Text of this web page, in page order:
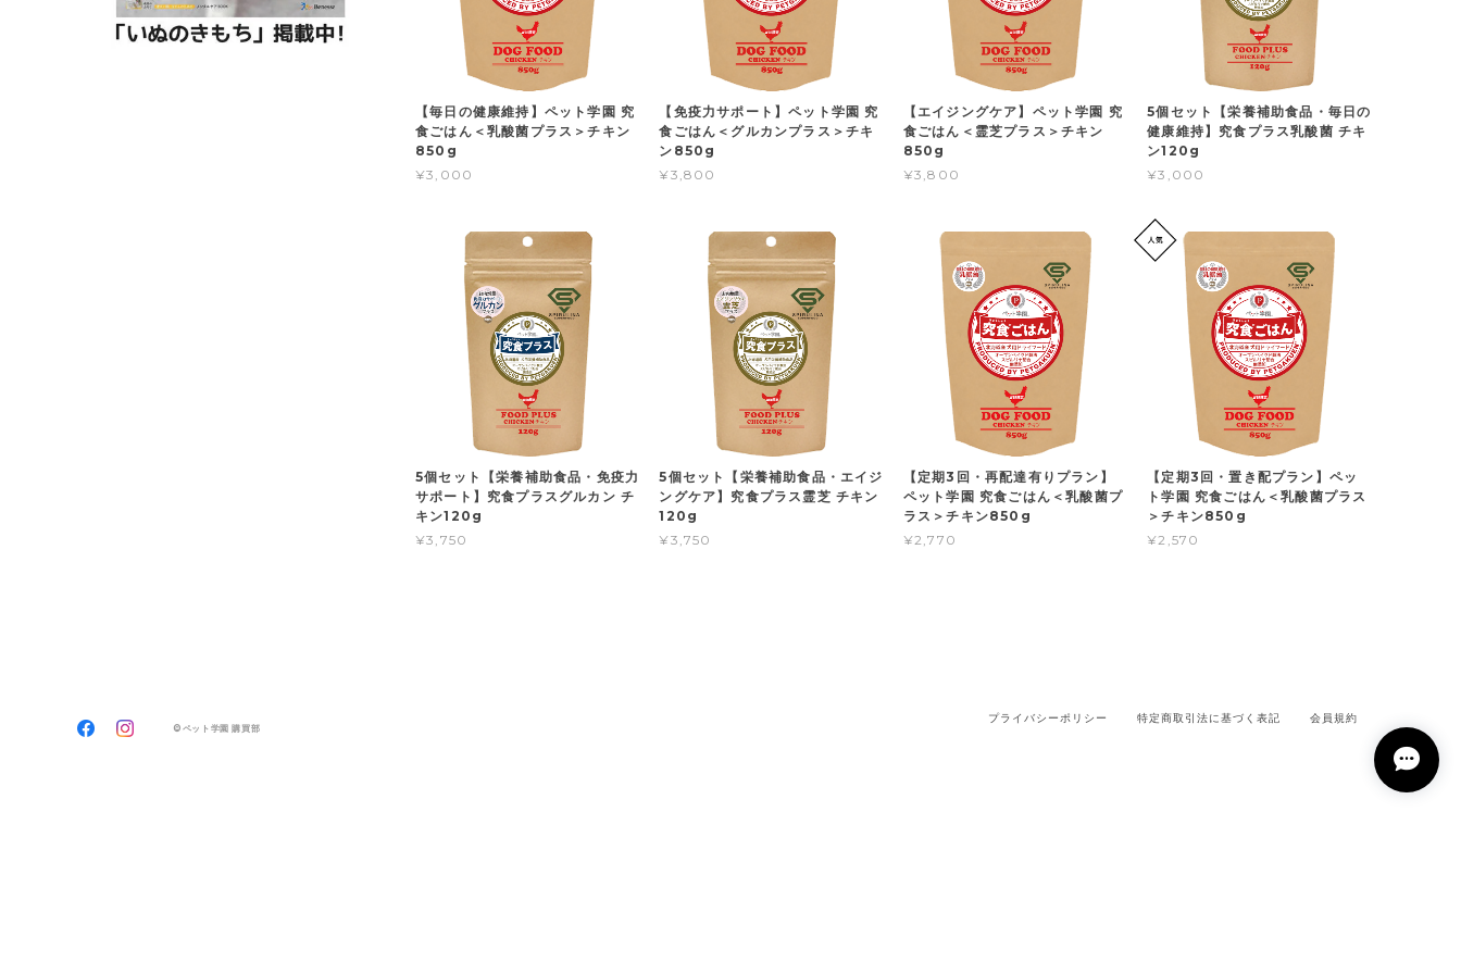
【毎日の健康維持】ペット学園 究
食ごはん＜乳酸菌プラス＞チキン
850g
¥3,000
【免疫力サポート】ペット学園 究
食ごはん＜グルカンプラス＞チキ
ン850g
¥3,800
【エイジングケア】ペット学園 究
食ごはん＜霊芝プラス＞チキン
850g
¥3,800
5個セット【栄養補助食品・毎日の
健康維持】究食プラス乳酸菌 チキ
ン120g
¥3,000
5個セット【栄養補助食品・免疫力
サポート】究食プラスグルカン チ
キン120g
¥3,750
5個セット【栄養補助食品・エイジ
ングケア】究食プラス霊芝 チキン
120g
¥3,750
【定期3回・再配達有りプラン】
ペット学園 究食ごはん＜乳酸菌プ
ラス＞チキン850g
¥2,770
【定期3回・置き配プラン】ペッ
ト学園 究食ごはん＜乳酸菌プラス
＞チキン850g
¥2,570
プライバシーポリシー 特定商取引法に基づく表記 会員規約
©ペット学園 購買部